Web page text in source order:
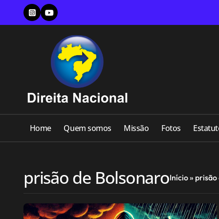
content
Home Quem somos Missão Fotos
prisão de BolsonaroInício» prisão